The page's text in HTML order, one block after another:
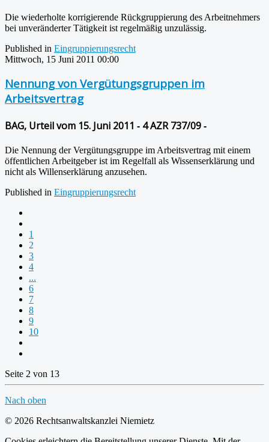
Die wiederholte korrigierende Rückgruppierung des Arbeitnehmers
bei unveränderter Tätigkeit ist regelmäßig unzulässig.
Published in Eingruppierungsrecht
Mittwoch, 15 Juni 2011 00:00
Nennung von Vergütungsgruppen im
Arbeitsvertrag
BAG, Urteil vom 15. Juni 2011 ‑ 4 AZR 737/09 ‑
Die Nennung der Vergütungsgruppe im Arbeitsvertrag mit einem
öffentlichen Arbeitgeber ist im Regelfall als Wissenserklärung und
nicht als Willenserklärung anzusehen.
Published in Eingruppierungsrecht
1
2
3
4
...
6
7
8
9
10
Seite 2 von 13
Nach oben
© 2026 Rechtsanwaltskanzlei Niemietz